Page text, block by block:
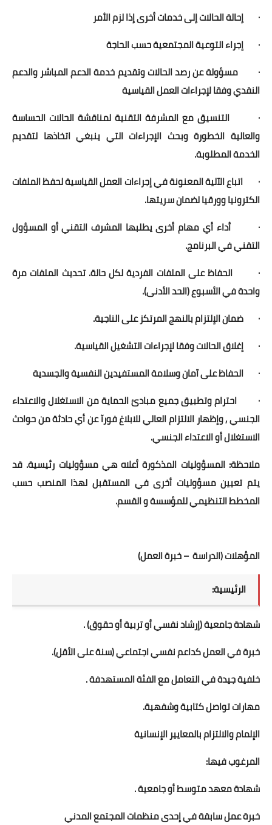
· إحالة الحالات إلى خدمات أخرى إذا لزم الأمر
· إجراء التوعية المجتمعية حسب الحاجة
· مسؤولة عن رصد الحالات وتقديم خدمة الدعم المباشر والدعم
النقدي وفقا لإجراءات العمل القياسية
· التنسيق مع المشرفة التقنية لمناقشة الحالات الحساسة
والعالية الخطورة وبحث الإجراءات التي ينبغي اتخاذها لتقديم
الخدمة المطلوبة.
· اتباع الآلية المعنونة في إجراءات العمل القياسية لحفظ الملفات
الكترونيا وورقيا لضمان سريتها.
· أداء أي مهام أخرى يطلبها المشرف التقني أو المسؤول
التقني في البرنامج.
· الحفاظ على الملفات الفردية لكل حالة. تحديث الملفات مرة
واحدة في الأسبوع (الحد الأدنى).
· ضمان الإلتزام بالنهج المرتكز على الناجية.
· إغلاق الحالات وفقا لإجراءات التشغيل القياسية.
· الحفاظ على آمان وسلامة المستفيدين النفسية والجسدية
· احترام وتطبيق جميع مبادئ الحماية من الاستغلال والاعتداء
الجنسي , وإظهار الالتزام العالي للابلاغ فورآ عن أي حادثة من حوادث
الاستغلال أو الاعتداء الجنسي.
ملاحظة: المسؤوليات المذكورة أعلاه هي مسؤوليات رئيسية. قد
يتم تعيين مسؤوليات أخرى في المستقبل لهذا المنصب حسب
المخطط التنظيمي للمؤسسة و القسم.
المؤهلات (الدراسة – خبرة العمل)
الرئيسية:
شهادة جامعية (إرشاد نفسي أو تربية أو حقوق) .
خبرة في العمل كداعم نفسي اجتماعي (سنة على الأقل).
خلفية جيدة في التعامل مع الفئة المستهدفة .
مهارات تواصل كتابية وشفهية.
الإلمام والالتزام بالمعايير الإنسانية
المرغوب فيها:
شهادة معهد متوسط أو جامعية .
خبرة عمل سابقة في إحدى منظمات المجتمع المدني